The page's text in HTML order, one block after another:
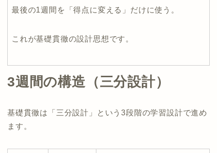
最後の1週間を「得点に変える」だけに使う。
これが基礎貫徹の設計思想です。
3週間の構造（三分設計）
基礎貫徹は「三分設計」という3段階の学習設計で進め
ます。